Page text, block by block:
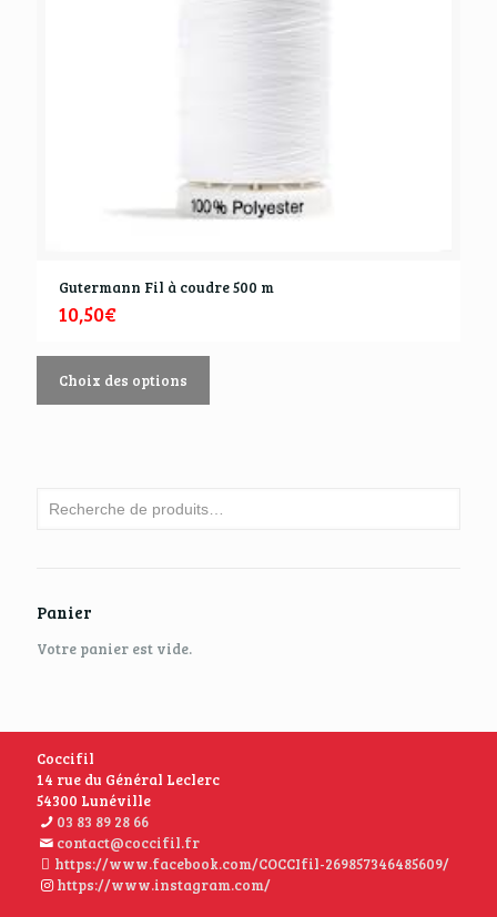
Gutermann Fil à coudre 500 m
10,50€
Choix des options
Panier
Votre panier est vide.
Coccifil
14 rue du Général Leclerc
54300 Lunéville
03 83 89 28 66
contact@coccifil.fr
https://www.facebook.com/COCCIfil-269857346485609/
https://www.instagram.com/